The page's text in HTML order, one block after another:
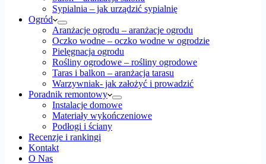
Sypialnia – jak urządzić sypialnię
Ogród
Aranżacje ogrodu – aranżacje ogrodu
Oczko wodne – oczko wodne w ogrodzie
Pielęgnacja ogrodu
Rośliny ogrodowe – rośliny ogrodowe
Taras i balkon – aranżacja tarasu
Warzywniak- jak założyć i prowadzić
Poradnik remontowy
Instalacje domowe
Materiały wykończeniowe
Podłogi i ściany
Recenzje i rankingi
Kontakt
O Nas